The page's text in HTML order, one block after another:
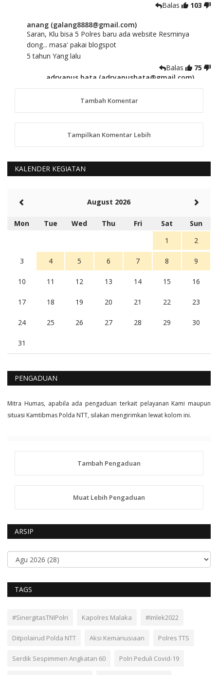
Balas
103
anang (galang8888@gmail.com)
Saran, Klu bisa 5 Polres baru ada website Resminya
dong... masa' pakai blogspot
5 tahun Yang lalu
Balas
75
adryanus bata (adryanusbata@gmail.com)
TKS atas saran dan masukannya, akan kami
tindaklanjuti
anggy (anakkaos@gmail.com)
Kami perantu bisa baca langsung terkait Pilkada Sumba
5 tahun Yang lalu
Rambu (rambu03@gmail.com)
Berita Polres Sumba Barat Mantap
5 tahun Yang lalu
Balas
16
Tambah Komentar
Tampilkan Komentar Lebih
KALENDER KEGIATAN
August 2026
Mon Tue Wed Thu Fri Sat
Sun
1
2
3 4 5 6 7 8 9
10 11 12 13 14 15 16
17 18 19 20 21 22 23
24 25 26 27 28 29 30
31
PENGADUAN
Mitra Humas, apabila ada pengaduan terkait pelayanan Kami maupun
situasi Kamtibmas Polda NTT, silakan mengirimkan lewat kolom ini.
Tambah Pengaduan
Muat Lebih Pengaduan
ARSIP
TAGS
#SinergitasTNIPolri Kapolres Malaka #Imlek2022
Ditpolairud Polda NTT Aksi Kemanusiaan Polres TTS
Serdik Sespimmen Angkatan 60 Polri Peduli Covid-19